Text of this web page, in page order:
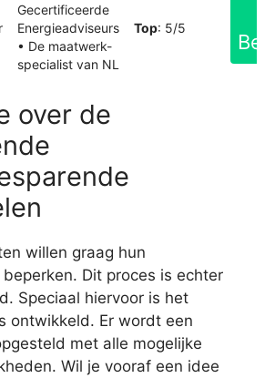
Gecertificeerde
Energieadviseurs
• De maatwerk-
specialist van NL
Top: 5/5
over de
willen graag hun
Dit proces is echter
Speciaal hiervoor is het
ontwikkeld. Er wordt een
met alle mogelijke
Wil je vooraf een idee